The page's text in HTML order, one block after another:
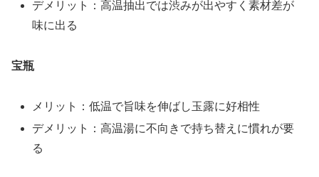
デメリット：高温抽出では渋みが出やすく素材差が
味に出る
宝瓶
メリット：低温で旨味を伸ばし玉露に好相性
デメリット：高温湯に不向きで持ち替えに慣れが要
る